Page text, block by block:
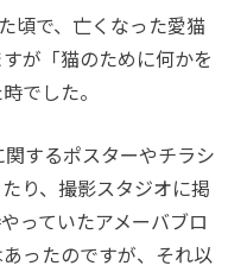
頃で、亡くなった愛猫
が「猫のために何かを
でした。
するポスターやチラシ
り、撮影スタジオに掲
っていたアメーバブロ
ったのですが、それ以